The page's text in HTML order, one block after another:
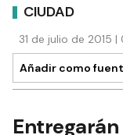
CIUDAD
31 de julio de 2015
Añadir como